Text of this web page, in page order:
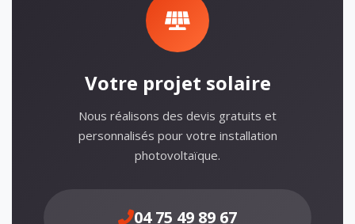
Votre projet solaire
Nous réalisons des devis gratuits et
personnalisés pour votre installation
photovoltaïque.
04 75 49 89 67